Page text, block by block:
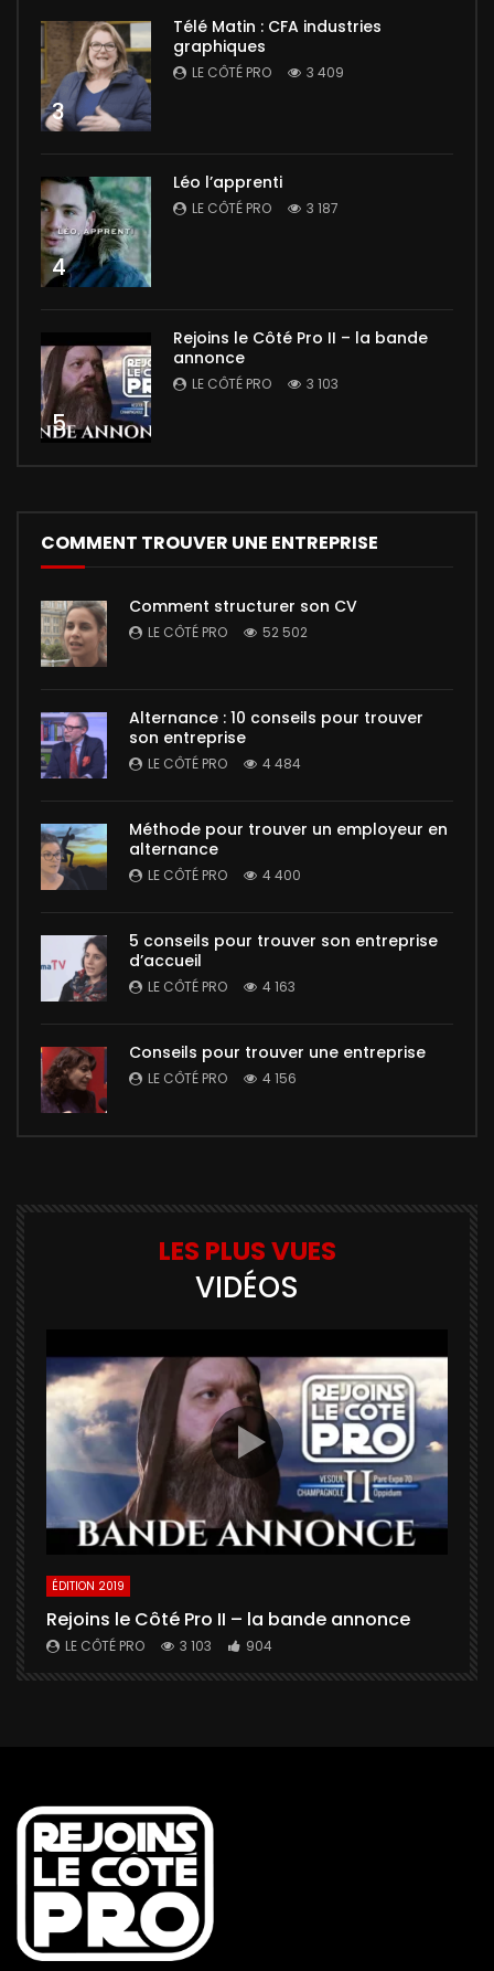
3
Télé Matin : CFA industries
graphiques
LE CÔTÉ PRO 3 409
4
Léo l’apprenti
LE CÔTÉ PRO 3 187
5
Rejoins le Côté Pro II – la bande
annonce
LE CÔTÉ PRO 3 103
COMMENT TROUVER UNE ENTREPRISE
Comment structurer son CV
LE CÔTÉ PRO 52 502
Alternance : 10 conseils pour trouver
son entreprise
LE CÔTÉ PRO 4 484
Méthode pour trouver un employeur en
alternance
LE CÔTÉ PRO 4 400
5 conseils pour trouver son entreprise
d’accueil
LE CÔTÉ PRO 4 163
Conseils pour trouver une entreprise
LE CÔTÉ PRO 4 156
LES PLUS VUES
VIDÉOS
ÉDITION 2019
Rejoins le Côté Pro II – la bande annonce
LE CÔTÉ PRO 3 103 904